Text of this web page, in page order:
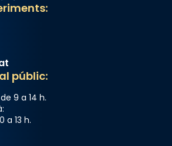
i màrtirs.
història de sant Cugat, a
sorgeix la tradició
(“relatiu a Júlia”) i
a Semprònia =
seves. I l’any 1667, el
Roig, afirma en una obra
filles de l’antiga Iluro.
les relíquies fins que
públic:
9 a 14 h.
a 13 h.